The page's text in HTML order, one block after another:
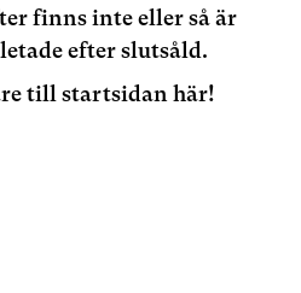
finns inte eller så är
efter slutsåld.
till startsidan här!